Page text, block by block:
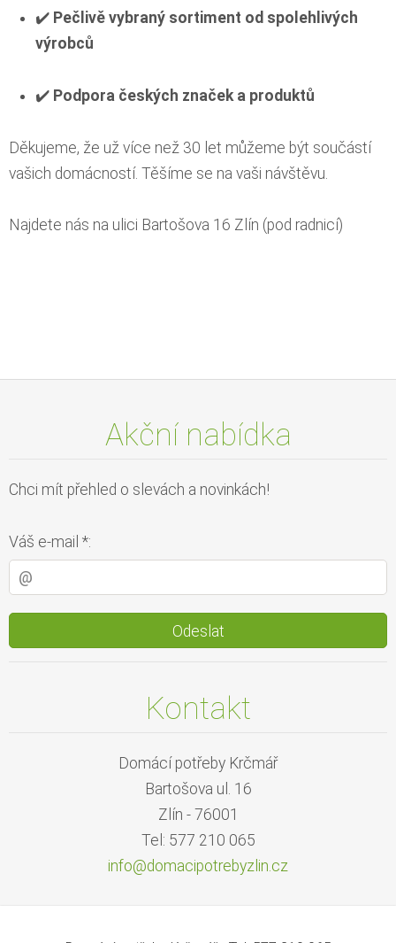
✔️ Pečlivě vybraný sortiment od spolehlivých
výrobců
✔️ Podpora českých značek a produktů
Děkujeme, že už více než 30 let můžeme být součástí
vašich domácností. Těšíme se na vaši návštěvu.
Najdete nás na ulici Bartošova 16 Zlín (pod radnicí)
Akční nabídka
Chci mít přehled o slevách a novinkách!
Váš e-mail *:
Kontakt
Domácí potřeby Krčmář
Bartošova ul. 16
Zlín - 76001
Tel: 577 210 065
info@domacipotrebyzlin.cz